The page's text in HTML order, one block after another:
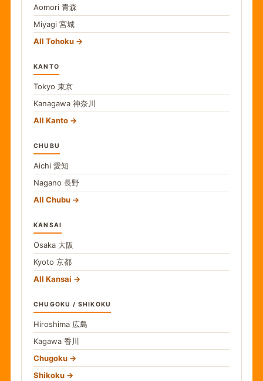
Aomori 青森
Miyagi 宮城
All Tohoku
KANTO
Tokyo 東京
Kanagawa 神奈川
All Kanto
CHUBU
Aichi 愛知
Nagano 長野
All Chubu
KANSAI
Osaka 大阪
Kyoto 京都
All Kansai
CHUGOKU / SHIKOKU
Hiroshima 広島
Kagawa 香川
Chugoku
Shikoku